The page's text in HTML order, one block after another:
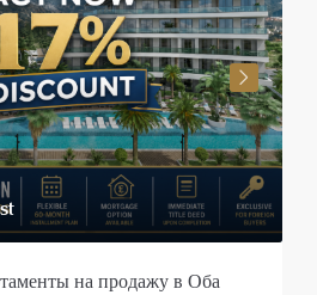
апартаменты на первой линии